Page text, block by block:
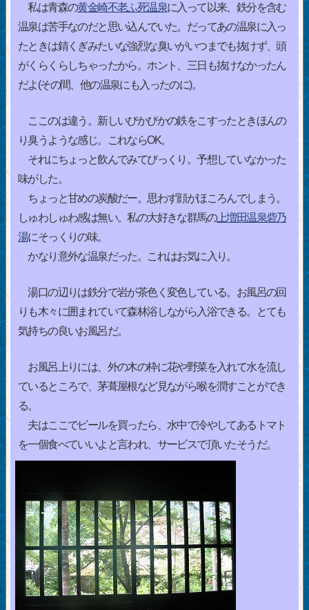
私は青森の黄金崎不老ふ死温泉に入って以来、鉄分を含む
温泉は苦手なのだと思い込んでいた。だってあの温泉に入っ
たときは錆くぎみたいな強烈な臭いがいつまでも抜けず、頭
がくらくらしちゃったから。ホント、三日も抜けなかったん
だよ(その間、他の温泉にも入ったのに)。
ここのは違う。新しいぴかぴかの鉄をこすったときほんの
り臭うような感じ。これならOK。
それにちょっと飲んでみてびっくり。予想していなかった
味がした。
ちょっと甘めの炭酸だー。思わず顔がほころんでしまう。
しゅわしゅわ感は無い。私の大好きな群馬の上増田温泉砦乃
湯にそっくりの味。
かなり意外な温泉だった。これはお気に入り。
湯口の辺りは鉄分で岩が茶色く変色している。お風呂の回
りも木々に囲まれていて森林浴しながら入浴できる。とても
気持ちの良いお風呂だ。
お風呂上りには、外の木の枠に花や野菜を入れて水を流し
ているところで、茅葺屋根など見ながら喉を潤すことができ
る。
夫はここでビールを買ったら、水中で冷やしてあるトマト
を一個食べていいよと言われ、サービスで頂いたそうだ。